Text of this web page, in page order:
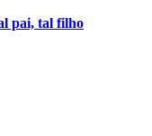
pai, tal filho